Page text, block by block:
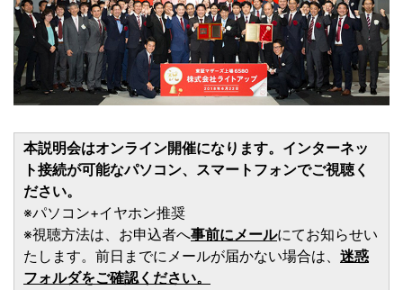
本説明会はオンライン開催になります。インターネッ
ト接続が可能なパソコン、スマートフォンでご視聴く
ださい。
※パソコン+イヤホン推奨
※視聴方法は、お申込者へ事前にメールにてお知らせい
たします。前日までにメールが届かない場合は、 迷惑
フォルダをご確認ください。